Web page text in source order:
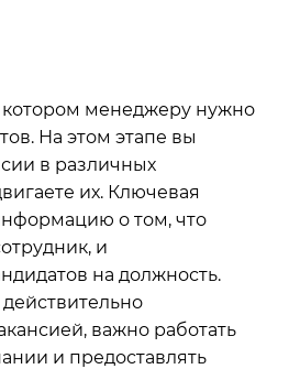
котором менеджеру нужно
На этом этапе вы
в различных
их. Ключевая
о том, что
и
на должность.
важно работать
и предоставлять